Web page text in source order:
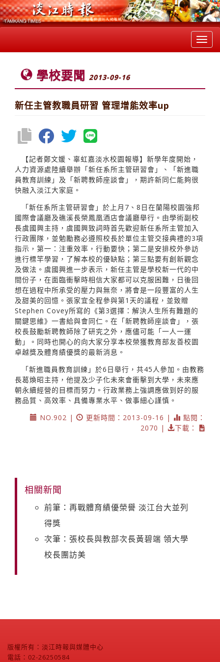
學校要聞 2013-09-16
新任主管教職員研習 管理增能效率up
【記者鄭文媛、辜虹嘉淡水校園報導】新學年度開始，
人力資源處陸續舉辦「新任系所主管研習會」、「新進職
員教育訓練」及「新聘教師座談會」，期許新同仁能夠很
快融入淡江大家庭。
「新任系所主管研習會」於上月7、8日在蘭陽校園強邦
國際會議廳及礁溪長榮鳳凰酒店會議廳舉行。由學術副校
長虞國興主持，虞國興致詞時首先歡迎新任系所主管加入
行政團隊，並勉勵務必遵照校長於單位主管交接典禮的3項
指示，第一：注重效率，行動要快；第二是安排校外參訪
進行標竿學習，了解本校的優缺點；第三點要有創新觀念
及做法。虞國興進一步表示，新任主管是學校新一代的中
間份子，在面臨衝擊時相信大家都可以克服困難，日後回
想在過程中所承受的壓力與無奈，將會是一段豐富的人生
及甜美的回憶。張家宜全程參與第1天的議程，並致贈
Stephen Covey所寫的《第3選擇：解決人生所有難題的
關鍵思維》一書給與會同仁。在「新聘教師座談會」，張
校長鼓勵新聘教師除了研究之外，應儘可能「一人一運
動」。同時也開心的向大家分享本校榮獲教育部友善校園
卓越獎及體育績優獎的最新消息。
「新進職員教育訓練」於6日舉行，共45人參加。由教務
長葛煥昭主持，他提及少子化未來會衝擊到大學，未來應
朝永續經營的目標而努力。行政業務上強調應做到好的服
務品質、高效率、具備專業水平、做事細心謹慎。
NO.902 |
更新時間：2013-09-16 |
點閱：
2070 |
下載：
相關新聞
前筆：再戰體育績優榮譽 淡江台大並列
得獎
次筆：張校長與教部次長黃碧端 領大學
校長團訪美
版權所有：淡江時報與媒體中心
電話：02-26250584